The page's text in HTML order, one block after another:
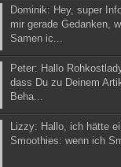
Dominik: Hey, super
mir gerade Gedanken,
Samen ic...
Peter: Hallo
dass Du zu Deinem
Beha...
Lizzy: Hallo, ich hätte
Smoothies: wenn ich